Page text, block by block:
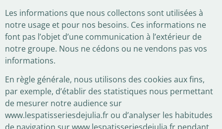
Les informations que nous collectons sont utilisées à
notre usage et pour nos besoins. Ces informations ne
font pas l’objet d’une communication à l’extérieur de
notre groupe. Nous ne cédons ou ne vendons pas vos
informations.
En règle générale, nous utilisons des cookies aux fins,
par exemple, d’établir des statistiques nous permettant
de mesurer notre audience sur
www.lespatisseriesdejulia.fr ou d’analyser les habitudes